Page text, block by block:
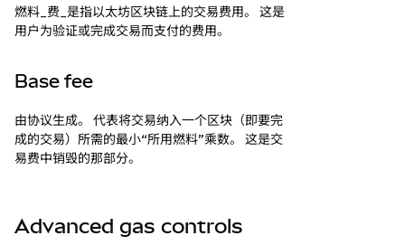
燃料_费_是指以太坊区块链上的交易费用。 这是
用户为验证或完成交易而支付的费用。
Base fee
由协议生成。 代表将交易纳入一个区块（即要完
成的交易）所需的最小“所用燃料”乘数。 这是交
易费中销毁的那部分。
Advanced gas controls